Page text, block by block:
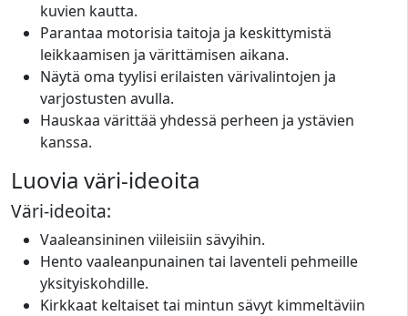
kuvien kautta.
Parantaa motorisia taitoja ja keskittymistä
leikkaamisen ja värittämisen aikana.
Näytä oma tyylisi erilaisten värivalintojen ja
varjostusten avulla.
Hauskaa värittää yhdessä perheen ja ystävien
kanssa.
Luovia väri-ideoita
Väri-ideoita:
Vaaleansininen viileisiin sävyihin.
Hento vaaleanpunainen tai laventeli pehmeille
yksityiskohdille.
Kirkkaat keltaiset tai mintun sävyt kimmeltäviin